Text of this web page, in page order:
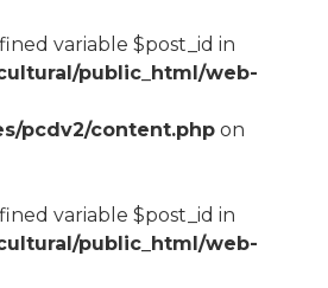
variable $post_id in
public_html/web-
pcdv2/content.phpon
variable $post_id in
public_html/web-